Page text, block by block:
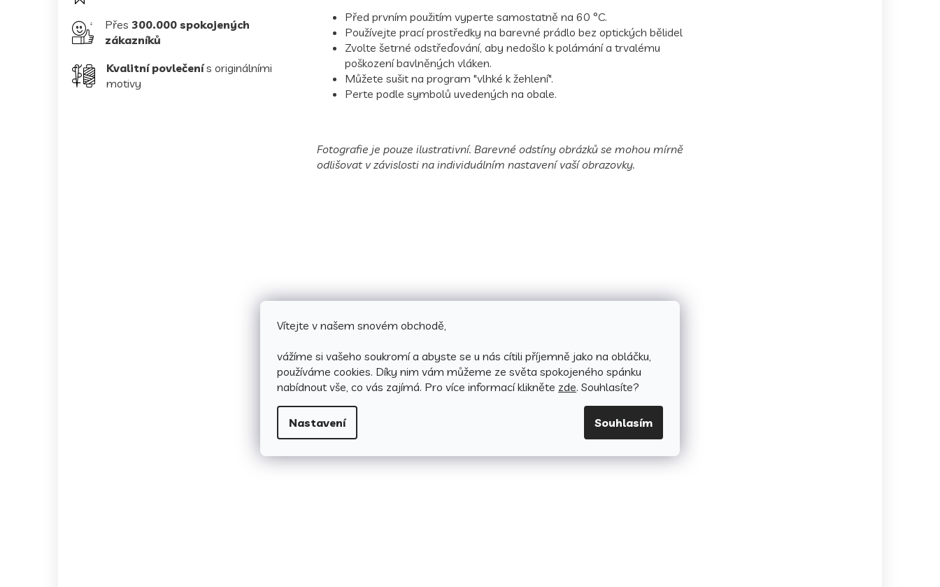
Vítejte v našem snovém obchodě,
vážíme si vašeho soukromí a abyste se u nás cítili příjemně jako na obláčku,
používáme cookies. Díky nim vám můžeme ze světa spokojeného spánku
nabídnout vše, co vás zajímá. Pro více informací klikněte zde. Souhlasíte?
Nastavení Souhlasím
Přes 300.000 spokojených
zákazníků
Kvalitní povlečenís originálními
motivy
Před prvním použitím vyperte samostatně na 60 °C.
Používejte prací prostředky na barevné prádlo bez optických bělidel
Zvolte šetrné odstřeďování, aby nedošlo k polámání a trvalému
poškození bavlněných vláken.
Můžete sušit na program "vlhké k žehlení".
Perte podle symbolů uvedených na obale.
Fotografie je pouze ilustrativní. Barevné odstíny obrázků se mohou mírně
odlišovat v závislosti na individuálním nastavení vaší obrazovky.